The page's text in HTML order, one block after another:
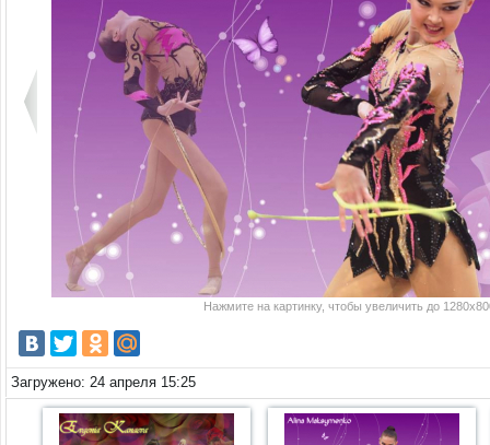
Нажмите на картинку, чтобы увеличить до
Загружено: 24 апреля 15:25